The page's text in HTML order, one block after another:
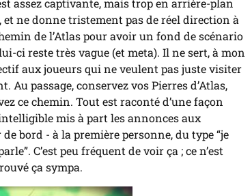
ne donne tristement pas de réel direction à
de l’Atlas pour avoir un fond de scénario
ci reste très vague (et meta). Il ne sert, à mon
aux joueurs qui ne veulent pas juste visiter
Au passage, conservez vos Pierres d’Atlas,
ce chemin. Tout est raconté d’une façon
mis à part les annonces aux
bord - à la première personne, du type “je
C’est peu fréquent de voir ça ; ce n’est
ça sympa.